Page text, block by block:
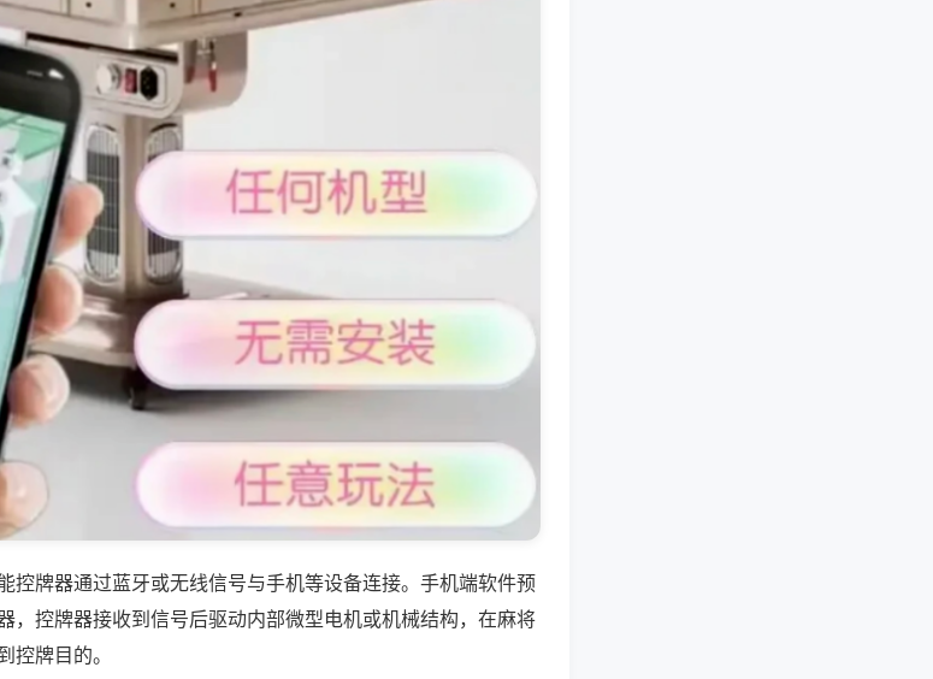
控牌器通过蓝牙或无线信号与手机等设备连接。手机端软件预
，控牌器接收到信号后驱动内部微型电机或机械结构，在麻将
控牌目的。